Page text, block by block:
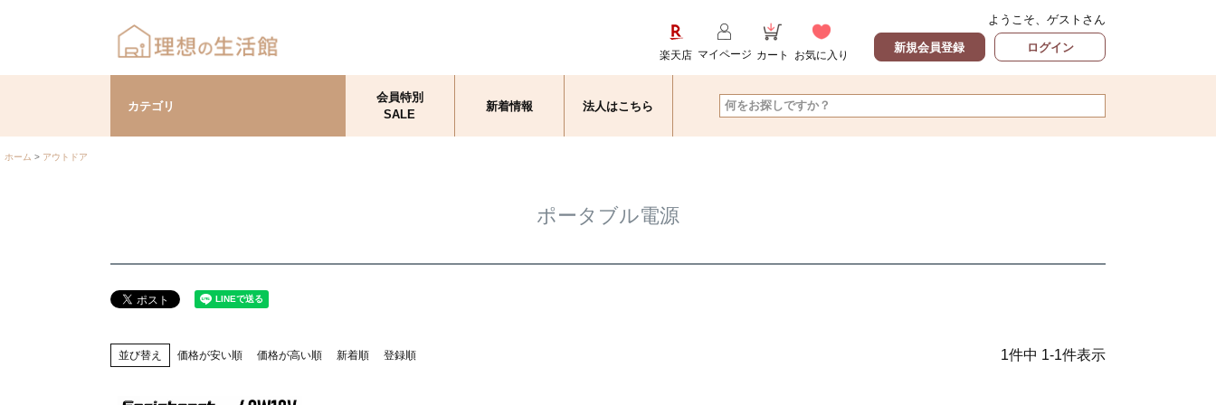
楽天店 マイページ カート お気に入り
ようこそ、ゲストさん
新規会員登録 ログイン
カテゴリ
会員特別
SALE
新着情報 法人はこちら
検索
ホーム アウトドア
ポータブル電源
並び替え 価格が安い順 価格が高い順 新着順 登録順 1件中 1-1件表示